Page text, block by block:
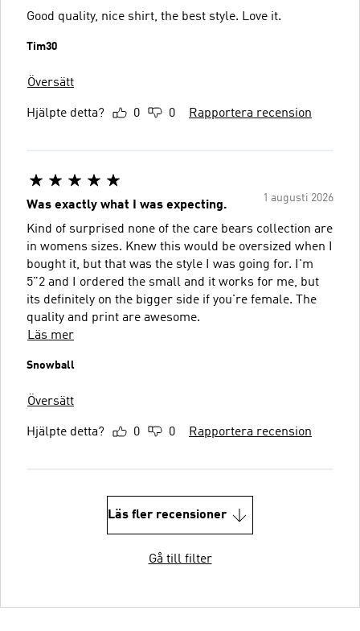
Good quality, nice shirt, the best style. Love it️.
Tim30
Översätt
Hjälpte detta? 0 0 Rapportera recension
1 augusti 2026
Was exactly what I was expecting.
Kind of surprised none of the care bears collection are
in womens sizes. Knew this would be oversized when I
bought it, but that was the style I was going for. I'm
5"2 and I ordered the small and it works for me, but
its definitely on the bigger side if you're female. The
quality and print are awesome.
Läs mer
Snowball
Översätt
Hjälpte detta? 0 0 Rapportera recension
Läs fler recensioner
Gå till filter